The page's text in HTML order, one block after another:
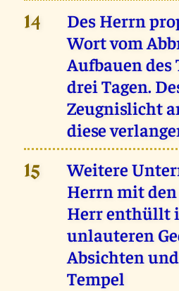
14
Des Herrn
Wort vom
Aufbauen des
drei Tagen.
Zeugnislicht
diese
15
Weitere
Herrn mit den
Herr enthüllt
unlauteren
Absichten
Tempel